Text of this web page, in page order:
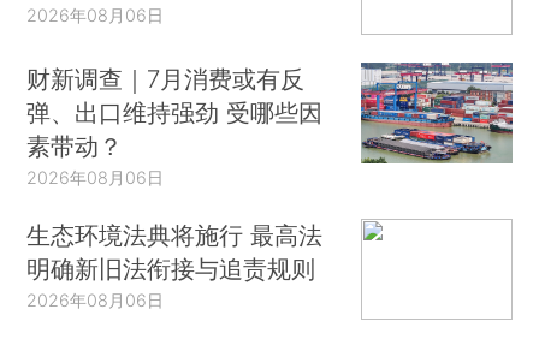
2026年08月06日
财新调查｜7月消费或有反
弹、出口维持强劲 受哪些因
素带动？
2026年08月06日
生态环境法典将施行 最高法
明确新旧法衔接与追责规则
2026年08月06日